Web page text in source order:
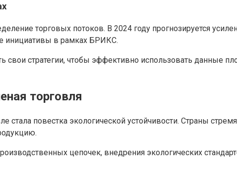
торговых потоков. В 2024 году прогнозируется
инициативы в рамках БРИКС.
стратегии, чтобы эффективно использовать данные
торговля
повестка экологической устойчивости. Страны
цепочек, внедрения экологических